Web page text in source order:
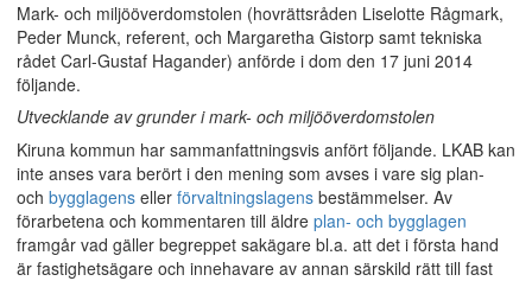
Mark- och miljööverdomstolen (hovrättsråden Liselotte Rågmark,
Peder Munck, referent, och Margaretha Gistorp samt tekniska
rådet Carl-Gustaf Hagander) anförde i dom den 17 juni 2014
följande.
Utvecklande av grunder i mark- och miljööverdomstolen
Kiruna kommun har sammanfattningsvis anfört följande. LKAB kan
inte anses vara berört i den mening som avses i vare sig plan-
och bygglagens eller förvaltningslagens bestämmelser. Av
förarbetena och kommentaren till äldre plan- och bygglagen
framgår vad gäller begreppet sakägare bl.a. att det i första hand
är fastighetsägare och innehavare av annan särskild rätt till fast